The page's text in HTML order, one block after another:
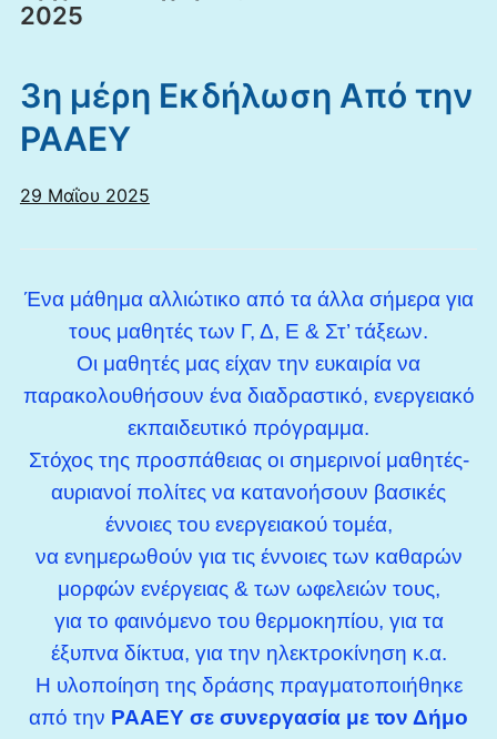
2025
3η μέρη Εκδήλωση Από την
ΡΑΑΕΥ
29 Μαΐου 2025
Ένα μάθημα αλλιώτικο από τα άλλα σήμερα για
τους μαθητές των Γ, Δ, Ε & Στ’ τάξεων.
Οι μαθητές μας είχαν την ευκαιρία να
παρακολουθήσουν ένα διαδραστικό, ενεργειακό
εκπαιδευτικό πρόγραμμα.
Στόχος της προσπάθειας οι σημερινοί μαθητές-
αυριανοί πολίτες να κατανοήσουν βασικές
έννοιες του ενεργειακού τομέα,
να ενημερωθούν για τις έννοιες των καθαρών
μορφών ενέργειας & των ωφελειών τους,
για το φαινόμενο του θερμοκηπίου, για τα
έξυπνα δίκτυα, για την ηλεκτροκίνηση κ.α.
Η υλοποίηση της δράσης πραγματοποιήθηκε
από την ΡΑΑΕΥ σε συνεργασία με τον Δήμο